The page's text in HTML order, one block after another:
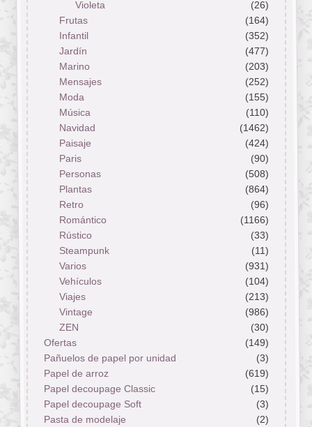
Violeta
(26)
Frutas
(164)
Infantil
(352)
Jardín
(477)
Marino
(203)
Mensajes
(252)
Moda
(155)
Música
(110)
Navidad
(1462)
Paisaje
(424)
Paris
(90)
Personas
(508)
Plantas
(864)
Retro
(96)
Romántico
(1166)
Rústico
(33)
Steampunk
(11)
Varios
(931)
Vehículos
(104)
Viajes
(213)
Vintage
(986)
ZEN
(30)
Ofertas
(149)
Pañuelos de papel por unidad
(3)
Papel de arroz
(619)
Papel decoupage Classic
(15)
Papel decoupage Soft
(3)
Pasta de modelaje
(2)